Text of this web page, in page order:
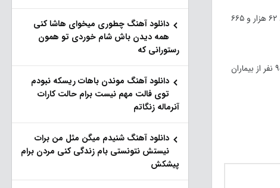
متاسفانه در طول 24 ساعت گذشته، تعداد ۹۶ بیمار کووید 19 در کشور جان خود را از دست دادند و مجموع آمار جانباختگان بیماری کرونا در ایران به تعداد ۶۲ هزار و ۶۶۵
خوشبختانه تاکنون تعداد یک میلیون و ۶۱۷ هزار و ۳۳۳ نفر از بیماران کرونایی در ایران، بهبود یافته یا از بیمارستان‌ها ترخیص شده اند. تعداد سه هزار و ۹۵۳ نفر از بیماران
دانلود آهنگ چطوری میخوای هاشا کنی
همه دیدن باش شام خوردی تو همون
رستورانی که
دانلود آهنگ موندن باهات ریسکه نبودم
توی فالت مهم نیست برام حالت کارات
آنرماله زنگاتم
دانلود آهنگ شنیدم میگن مثل من برات
نیستش نتونستی بام زندگی کنی مردن برام
پیشکش